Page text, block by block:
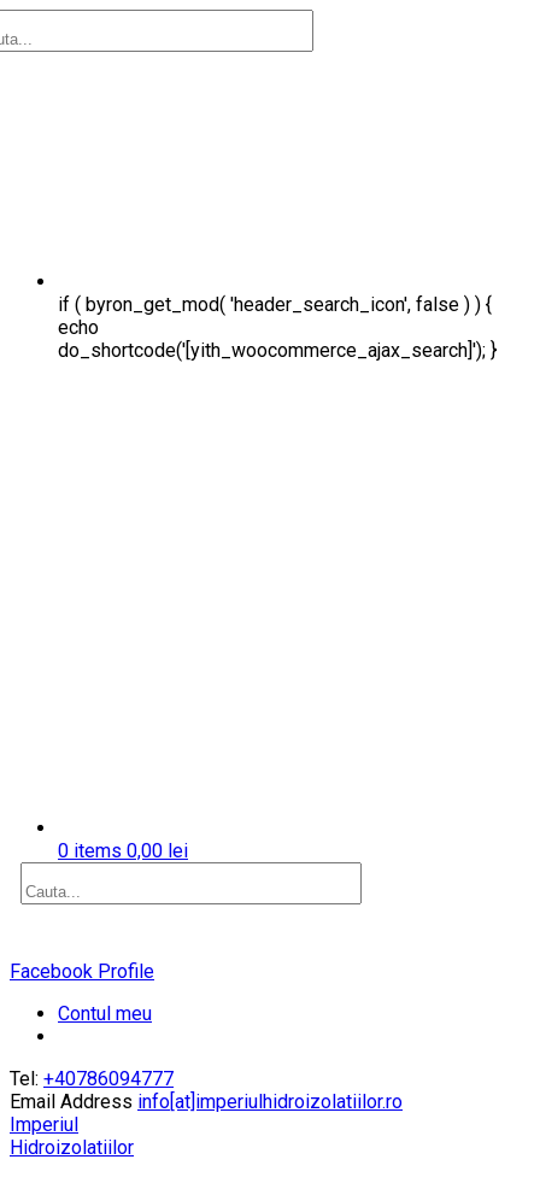
if ( byron_get_mod( 'header_search_icon', false ) ) {
echo
do_shortcode('[yith_woocommerce_ajax_search]'); }
0 items 0,00 lei
Facebook Profile
Contul meu
Tel: +40786094777
Email Address info[at]imperiulhidroizolatiilor.ro
Imperiul
Hidroizolatiilor